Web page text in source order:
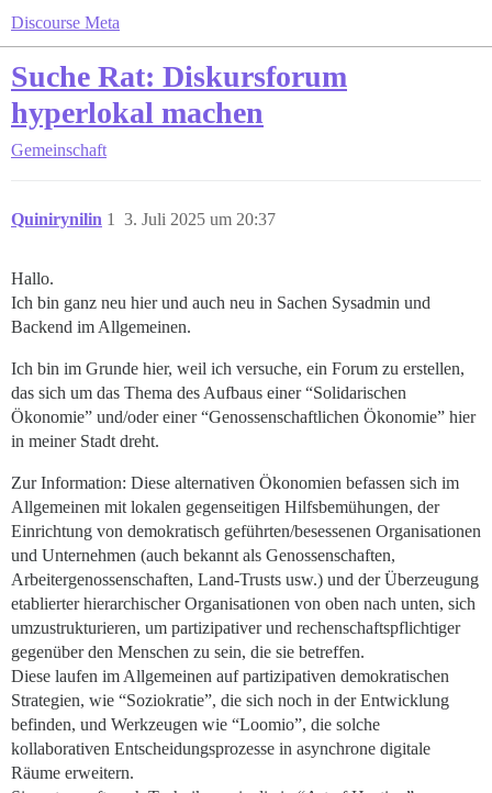
Discourse Meta
Suche Rat: Diskursforum
hyperlokal machen
Gemeinschaft
Quinirynilin 3. Juli 2025 um 20:37
1
Hallo.
Ich bin ganz neu hier und auch neu in Sachen Sysadmin und
Backend im Allgemeinen.
Ich bin im Grunde hier, weil ich versuche, ein Forum zu erstellen,
das sich um das Thema des Aufbaus einer “Solidarischen
Ökonomie” und/oder einer “Genossenschaftlichen Ökonomie” hier
in meiner Stadt dreht.
Zur Information: Diese alternativen Ökonomien befassen sich im
Allgemeinen mit lokalen gegenseitigen Hilfsbemühungen, der
Einrichtung von demokratisch geführten/besessenen Organisationen
und Unternehmen (auch bekannt als Genossenschaften,
Arbeitergenossenschaften, Land-Trusts usw.) und der Überzeugung
etablierter hierarchischer Organisationen von oben nach unten, sich
umzustrukturieren, um partizipativer und rechenschaftspflichtiger
gegenüber den Menschen zu sein, die sie betreffen.
Diese laufen im Allgemeinen auf partizipativen demokratischen
Strategien, wie “Soziokratie”, die sich noch in der Entwicklung
befinden, und Werkzeugen wie “Loomio”, die solche
kollaborativen Entscheidungsprozesse in asynchrone digitale
Räume erweitern.